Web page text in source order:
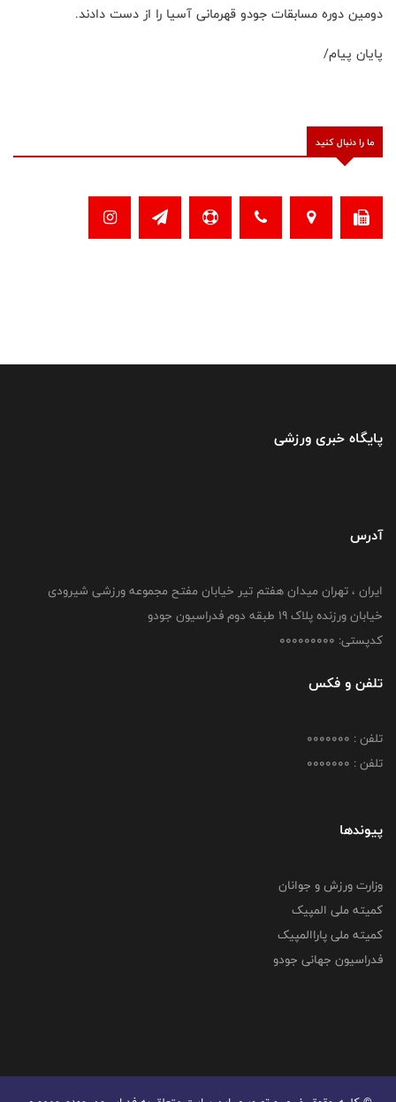
دومین دوره مسابقات جودو قهرمانی آسیا را از دست دادند.
پایان پیام/
ما را دنبال کنید
پایگاه خبری ورزشی
آدرس
ایران ، تهران میدان هفتم تیر خیابان مفتح مجموعه ورزشی شیرودی
خیابان ورزنده پلاک ۱۹ طبقه دوم فدراسیون جودو
کدپستی: 000000000
تلفن و فکس
تلفن : 0000000
تلفن : 0000000
پیوندها
وزارت ورزش و جوانان
کمیته ملی المپیک
کمیته ملی پاراالمپیک
فدراسیون جهانی جودو